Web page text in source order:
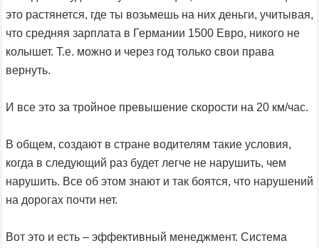
это растянется, где ты возьмешь на них деньги, учитывая,
что средняя зарплата в Германии 1500 Евро, никого не
колышет. Т.е. можно и через год только свои права
вернуть.
И все это за тройное превышение скорости на 20 км/час.
В общем, создают в стране водителям такие условия,
когда в следующий раз будет легче не нарушить, чем
нарушить. Все об этом знают и так боятся, что нарушений
на дорогах почти нет.
Вот это и есть – эффективный менеджмент. Система